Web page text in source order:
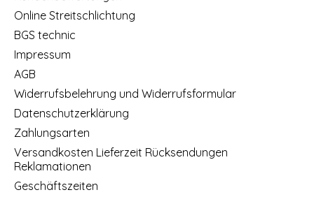
Online Streitschlichtung
BGS technic
Impressum
AGB
Widerrufsbelehrung und Widerrufsformular
Datenschutzerklärung
Zahlungsarten
Versandkosten Lieferzeit Rücksendungen
Reklamationen
Geschäftszeiten